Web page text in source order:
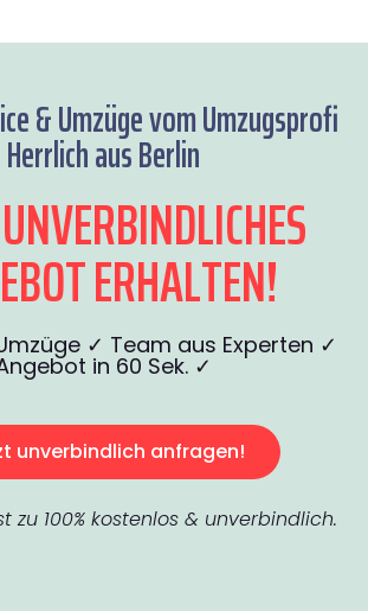
& Umzüge vom Umzugsprofi
Herrlich aus Berlin
ERHALTEN!
✓ Team aus Experten ✓
in 60 Sek. ✓
unverbindlich anfragen!
zu 100% kostenlos & unverbindlich.